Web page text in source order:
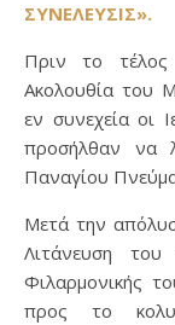
ΣΥΝΕΛΕΥΣΙΣ».
Πριν το τέλος
Ακολουθία του
εν συνεχεία οι
προσήλθαν να
Παναγίου
Μετά την
Λιτάνευση του
Φιλαρμονικής
προς το